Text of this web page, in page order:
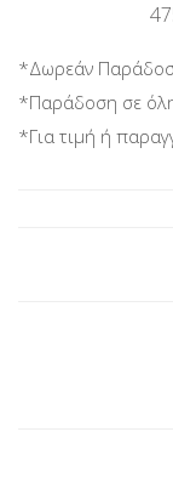
*Δωρεάν
*Παράδοση σε
*Για τιμή ή